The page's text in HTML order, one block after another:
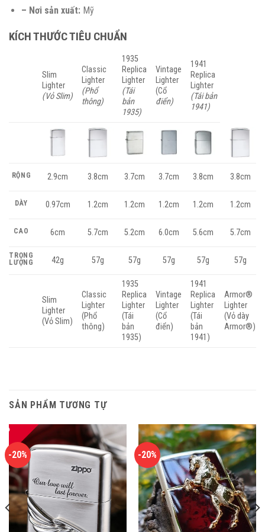
– Nơi sản xuất: Mỹ
KÍCH THƯỚC TIÊU CHUẨN
Slim
Lighter
(Vỏ Slim)
Classic
Lighter
(Phổ
thông)
1935
Replica
Lighter
(Tái
bản
1935)
Vintage
Lighter
(Cổ
điển)
1941
Replica
Lighter
(Tái bản
1941)
RỘNG 2.9cm 3.8cm 3.7cm 3.7cm 3.8cm 3.8cm
DÀY 0.97cm 1.2cm 1.2cm 1.2cm 1.2cm 1.2cm
CAO 6cm 5.7cm 5.2cm 6.0cm 5.6cm 5.7cm
TRỌNG
LƯỢNG
42g 57g 57g 57g 57g 57g
Slim
Lighter
(Vỏ Slim)
Classic
Lighter
(Phổ
thông)
1935
Replica
Lighter
(Tái
bản
1935)
Vintage
Lighter
(Cổ
điển)
1941
Replica
Lighter
(Tái
bản
1941)
Armor®
Lighter
(Vỏ dày
Armor®)
SẢN PHẨM TƯƠNG TỰ
-20% -20%